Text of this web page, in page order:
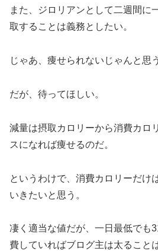
また、ジロリアンとして二週間に
取することは義務としたい。
じゃあ、痩せられないじゃんと思
だが、待ってほしい。
減量は摂取カロリーから消費カロ
スになれば痩せるのだ。
というわけで、消費カロリーだけ
いきたいと思う。
凄く適当な値だが、一日最低でも
費していればブログ主は太ること